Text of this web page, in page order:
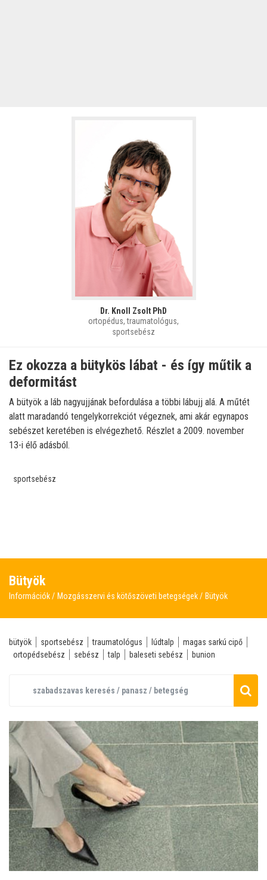
Dr. Knoll Zsolt PhD
ortopédus, traumatológus,
sportsebész
Ez okozza a bütykös lábat - és így műtik a
deformitást
A bütyök a láb nagyujjának befordulása a többi lábujj alá. A műtét
alatt maradandó tengelykorrekciót végeznek, ami akár egynapos
sebészet keretében is elvégezhető. Részlet a 2009. november
13-i élő adásból.
sportsebész
Bütyök
Információk Mozgásszervi és kötőszöveti betegségek Bütyök
bütyök sportsebész traumatológus lúdtalp
magas sarkú cipő
ortopédsebész
sebész talp baleseti sebész bunion